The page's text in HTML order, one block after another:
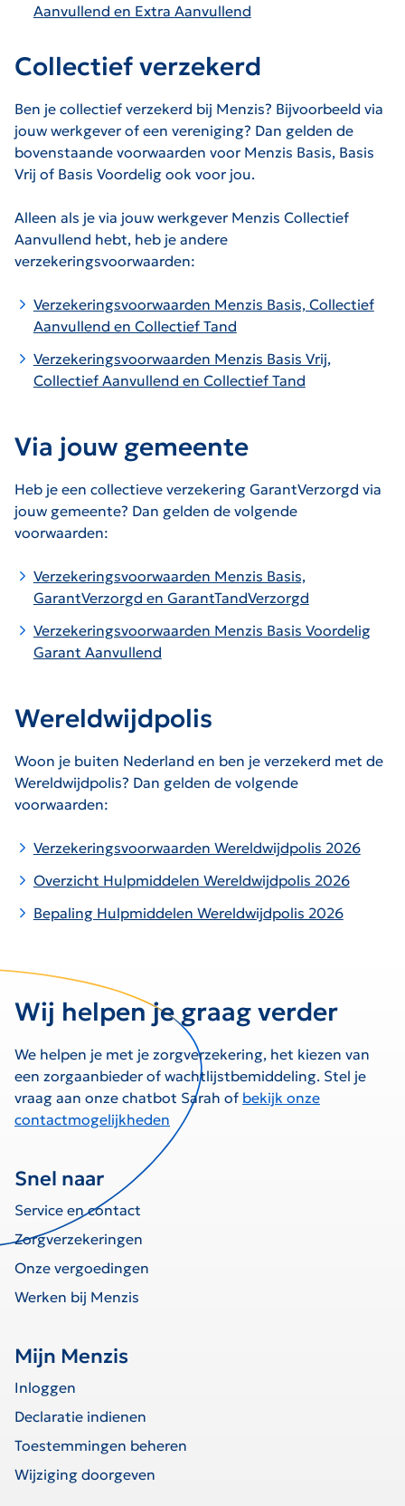
Aanvullend en Extra Aanvullend
Collectief verzekerd
Ben je collectief verzekerd bij Menzis? Bijvoorbeeld via
jouw werkgever of een vereniging? Dan gelden de
bovenstaande voorwaarden voor Menzis Basis, Basis
Vrij of Basis Voordelig ook voor jou.
Alleen als je via jouw werkgever Menzis Collectief
Aanvullend hebt, heb je andere
verzekeringsvoorwaarden:
Verzekeringsvoorwaarden Menzis Basis, Collectief
Aanvullend en Collectief Tand
Verzekeringsvoorwaarden Menzis Basis Vrij,
Collectief Aanvullend en Collectief Tand
Via jouw gemeente
Heb je een collectieve verzekering GarantVerzorgd via
jouw gemeente? Dan gelden de volgende
voorwaarden:
Verzekeringsvoorwaarden Menzis Basis,
GarantVerzorgd en GarantTandVerzorgd
Verzekeringsvoorwaarden Menzis Basis Voordelig
Garant Aanvullend
Wereldwijdpolis
Woon je buiten Nederland en ben je verzekerd met de
Wereldwijdpolis? Dan gelden de volgende
voorwaarden:
Verzekeringsvoorwaarden Wereldwijdpolis 2026
Overzicht Hulpmiddelen Wereldwijdpolis 2026
Bepaling Hulpmiddelen Wereldwijdpolis 2026
Wij helpen je graag verder
We helpen je met je zorgverzekering, het kiezen van
een zorgaanbieder of wachtlijstbemiddeling. Stel je
vraag aan onze chatbot Sarah of bekijk onze
contactmogelijkheden
Snel naar
Service en contact
Zorgverzekeringen
Onze vergoedingen
Werken bij Menzis
Mijn Menzis
Inloggen
Declaratie indienen
Toestemmingen beheren
Wijziging doorgeven